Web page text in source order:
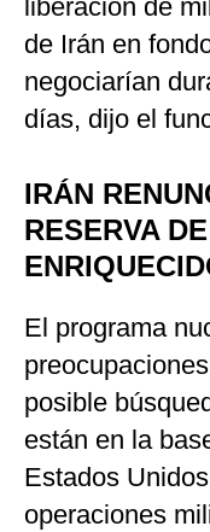
liberación de
de Irán en
negociarían
días, dijo el
IRÁN
RESERVA
El programa
posible
están en la
Estados
operaciones